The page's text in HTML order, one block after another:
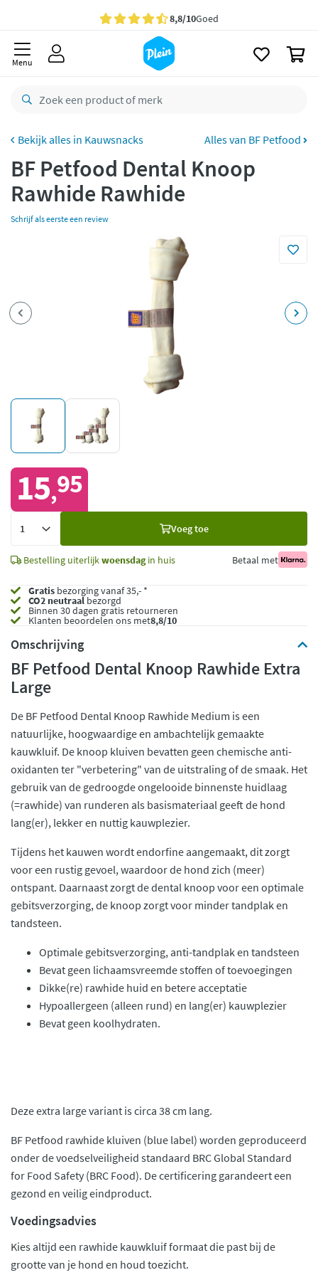
Gratisbezorging vanaf 35,- *
Bestelling uiterlijkwoensdag
retourneren
CO2 neutraal bezorgd
Betaal met Klarna
Menu
Kauwsnacks Alles van BF Petfood
BF Petfood Dental Knoop
Rawhide Rawhide
Schrijf als eerste een review
15,95
Voeg toe
Bestelling uiterlijkwoensdagin huis Betaal met
Gratis bezorging vanaf 35,- *
CO2 neutraalbezorgd
Binnen 30 dagen gratis retourneren
Klanten beoordelen ons met8,8/10
Omschrijving
BF Petfood Dental Knoop Rawhide Extra
Large
De BF Petfood Dental Knoop Rawhide Medium is een
natuurlijke, hoogwaardige en ambachtelijk gemaakte
kauwkluif. De knoop kluiven bevatten geen chemische anti-
oxidanten ter "verbetering" van de uitstraling of de smaak. Het
gebruik van de gedroogde ongelooide binnenste huidlaag
(=rawhide) van runderen als basismateriaal geeft de hond
lang(er), lekker en nuttig kauwplezier.
Tijdens het kauwen wordt endorfine aangemaakt, dit zorgt
voor een rustig gevoel, waardoor de hond zich (meer)
ontspant. Daarnaast zorgt de dental knoop voor een optimale
gebitsverzorging, de knoop zorgt voor minder tandplak en
tandsteen.
Optimale gebitsverzorging, anti-tandplak en tandsteen
Bevat geen lichaamsvreemde stoffen of toevoegingen
Dikke(re) rawhide huid en betere acceptatie
Hypoallergeen (alleen rund) en lang(er) kauwplezier
Bevat geen koolhydraten.
Deze extra large variant is circa 38 cm lang.
BF Petfood rawhide kluiven (blue label) worden geproduceerd
onder de voedselveiligheid standaard BRC Global Standard
for Food Safety (BRC Food). De certificering garandeert een
gezond en veilig eindproduct.
Voedingsadvies
Kies altijd een rawhide kauwkluif formaat die past bij de
grootte van je hond en houd toezicht.